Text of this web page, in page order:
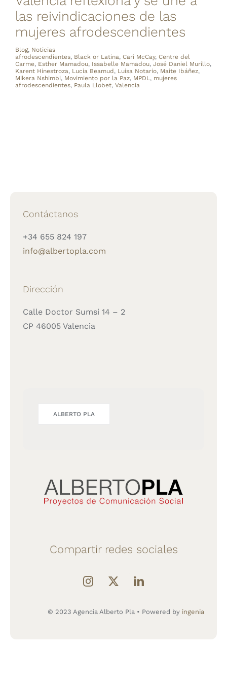
las reivindicaciones de las
mujeres afrodescendientes
Blog, Noticias
afrodescendientes, Black or Latina, Cari McCay, Centre del
Carme, Esther Mamadou, Issabelle Mamadou, José Daniel Murillo,
Karent Hinestroza, Lucía Beamud , Luisa Notario, Maite Ibáñez,
Mikera Nshimbi, Movimiento por la Paz, MPDL, mujeres
afrodescendientes, Paula Llobet, Valencia
Contáctanos
+34 655 824 197
info@albertopla.com
Dirección
Calle Doctor Sumsi 14 – 2
CP 46005 Valencia
ALBERTO PLA
Compartir redes sociales
© 2023 Agencia Alberto Pla • Powered by ingenia